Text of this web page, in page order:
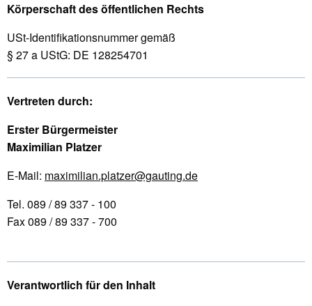
Körperschaft des öffentlichen Rechts
USt-Identifikationsnummer gemäß
§ 27 a UStG: DE 128254701
Vertreten durch:
Erster Bürgermeister
Maximilian Platzer
E-Mail: maximilian.platzer@gauting.de
Tel. 089 / 89 337 - 100
Fax 089 / 89 337 - 700
Verantwortlich für den Inhalt